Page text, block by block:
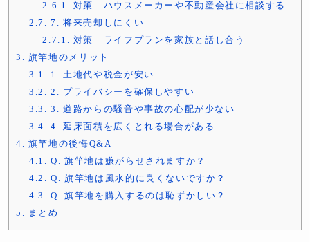
2.6.1. 対策｜ハウスメーカーや不動産会社に相談する
2.7. 7. 将来売却しにくい
2.7.1. 対策｜ライフプランを家族と話し合う
3. 旗竿地のメリット
3.1. 1. 土地代や税金が安い
3.2. 2. プライバシーを確保しやすい
3.3. 3. 道路からの騒音や事故の心配が少ない
3.4. 4. 延床面積を広くとれる場合がある
4. 旗竿地の後悔Q&A
4.1. Q. 旗竿地は嫌がらせされますか？
4.2. Q. 旗竿地は風水的に良くないですか？
4.3. Q. 旗竿地を購入するのは恥ずかしい？
5. まとめ